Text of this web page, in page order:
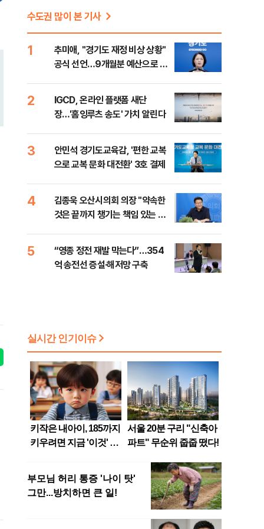
수도권 많이 본 기사
1
추미애, "경기도 재정 비상 상황"
공식 선언…9개월분 예산으로 민
2
IGCD, 온라인 플랫폼 새단
장…'홈잉루츠 송도' 가치 알린다
3
안민석 경기도교육감, '편한 교복
으로 교복 문화 대전환' 3호 결제
4
김종욱 오산시의회 의장 "약속한
것은 끝까지 챙기는 책임 있는 의
5
“영종 정전 재발 막는다”…354
억 송전선 증설·해저망 구축